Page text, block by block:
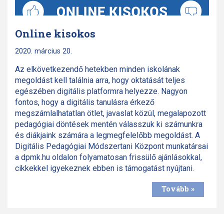
Online kisokos
2020. március 20.
Az elkövetkezendő hetekben minden iskolának
megoldást kell találnia arra, hogy oktatását teljes
egészében digitális platformra helyezze. Nagyon
fontos, hogy a digitális tanulásra érkező
megszámlalhatatlan ötlet, javaslat közül, megalapozott
pedagógiai döntések mentén válasszuk ki számunkra
és diákjaink számára a legmegfelelőbb megoldást. A
Digitális Pedagógiai Módszertani Központ munkatársai
a dpmk.hu oldalon folyamatosan frissülő ajánlásokkal,
cikkekkel igyekeznek ebben is támogatást nyújtani.
Tovább »